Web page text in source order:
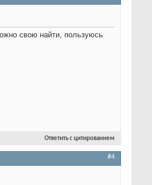
свою найти, пользуюсь
Ответить с цитированием
#4